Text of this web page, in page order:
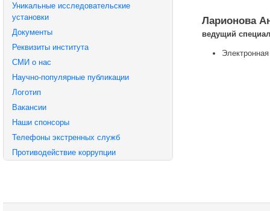
Уникальные исследовательские
установки
Документы
Реквизиты института
СМИ о нас
Научно-популярные публикации
Логотип
Вакансии
Наши спонсоры
Телефоны экстренных служб
Противодействие коррупции
Ларионова
ведущий